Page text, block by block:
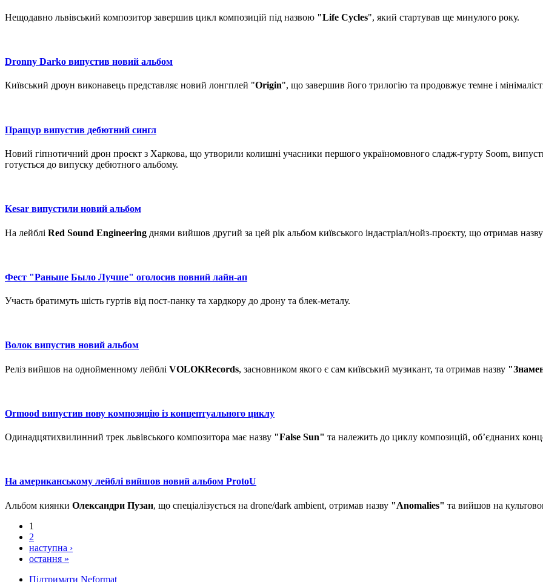
Нещодавно львівський композитор завершив цикл композицій під назвою "Life Cycles", який стартував ще минулого року.
Dronny Darko випустив новий альбом
Київський дроун виконавець представляє новий лонгплей "Origin", що завершив його трилогію та продовжує темне і
Пращур випустив дебютний сингл
Новий гіпнотичний дрон проєкт з Харкова, що утворили колишні учасники першого україномовного сладж-гурту Soom,
готується до випуску дебютного альбому.
Kesar випустили новий альбом
На лейблі Red Sound Engineering днями вийшов другий за цей рік альбом київського індастріал/нойз-проєкту, що отримав
Фест "Раньше Было Лучше" оголосив повний лайн-ап
Участь братимуть шість гуртів від пост-панку та хардкору до дрону та блек-металу.
Волок випустив новий альбом
Реліз вийшов на однойменному лейблі VOLOKRecords, засновником якого є сам київський музикант, та отримав назву
Ormood випустив нову композицію із концептуального циклу
Одинадцятихвилинний трек львівського композитора має назву "False Sun" та належить до циклу композицій, об’єднаних
На американському лейблі вийшов новий альбом ProtoU
Альбом киянки Олександри Пузан, що спеціалізується на drone/dark ambient, отримав назву "Anomalies" та вийшов на
1
2
наступна ›
остання »
Підтримати Neformat